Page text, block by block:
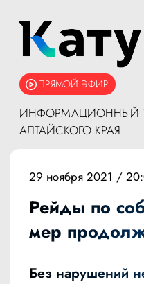
ПРЯМОЙ ЭФИР
ИНФОРМАЦИОННЫЙ
АЛТАЙСКОГО КРАЯ
29 ноября 2021 /
Рейды по
мер
Без нарушений